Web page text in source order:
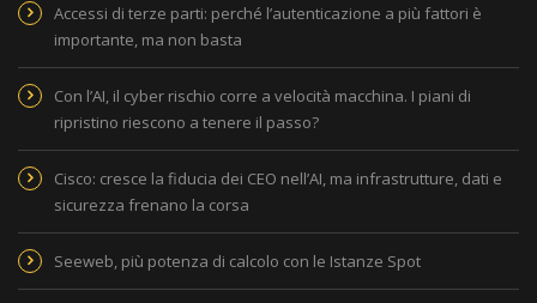
Accessi di terze parti: perché l’autenticazione a più fattori è
importante, ma non basta
Con l’AI, il cyber rischio corre a velocità macchina. I piani di
ripristino riescono a tenere il passo?
Cisco: cresce la fiducia dei CEO nell’AI, ma infrastrutture, dati e
sicurezza frenano la corsa
Seeweb, più potenza di calcolo con le Istanze Spot